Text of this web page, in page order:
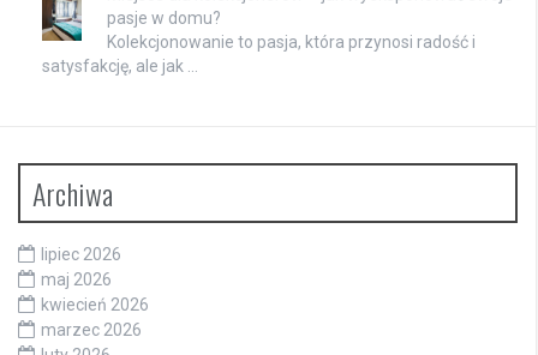
pasje w domu?
Kolekcjonowanie to pasja, która przynosi radość i
satysfakcję, ale jak …
Archiwa
lipiec 2026
maj 2026
kwiecień 2026
marzec 2026